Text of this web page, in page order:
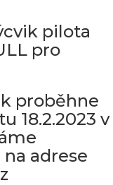
pilota
pro
proběhne
18.2.2023 v
adrese